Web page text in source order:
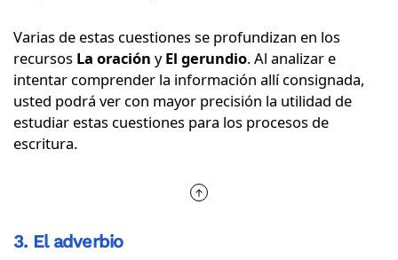
Varias de estas cuestiones se profundizan en los
recursos La oración yEl gerundio. Al analizar e
intentar comprender la información allí consignada,
usted podrá ver con mayor precisión la utilidad de
estudiar estas cuestiones para los procesos de
escritura.
3. El adverbio